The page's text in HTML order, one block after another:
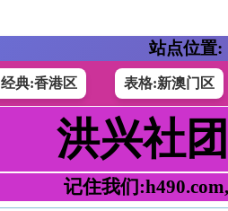
站点位置:
经典:香港区 表格:新澳门区
洪兴社
记住我们